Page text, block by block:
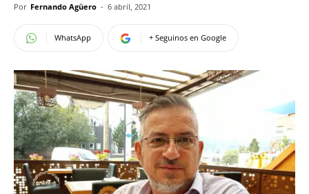
Por Fernando Agüero - 6 abril, 2021
WhatsApp + Seguinos en Google